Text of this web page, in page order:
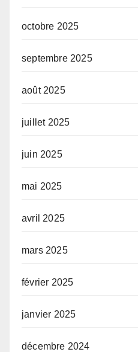
octobre 2025
septembre 2025
août 2025
juillet 2025
juin 2025
mai 2025
avril 2025
mars 2025
février 2025
janvier 2025
décembre 2024